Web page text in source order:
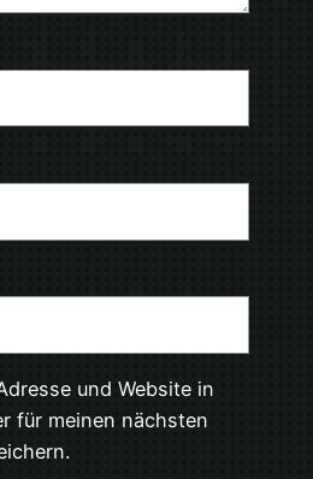
und Website in
für meinen nächsten